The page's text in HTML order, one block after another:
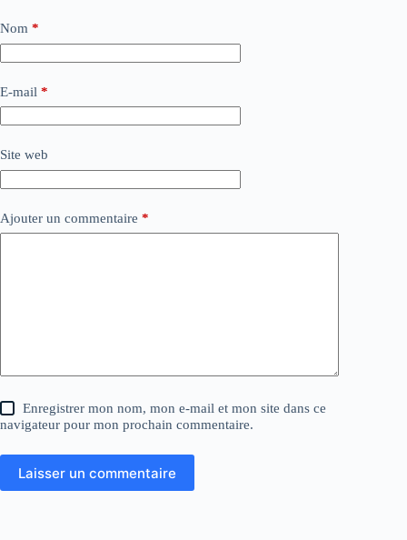
Nom *
E-mail *
Site web
Ajouter un commentaire *
Enregistrer mon nom, mon e-mail et mon site dans ce
navigateur pour mon prochain commentaire.
Laisser un commentaire